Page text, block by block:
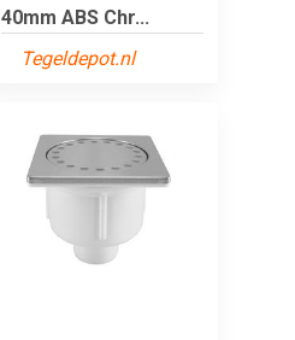
40mm ABS Chr...
Tegeldepot.nl